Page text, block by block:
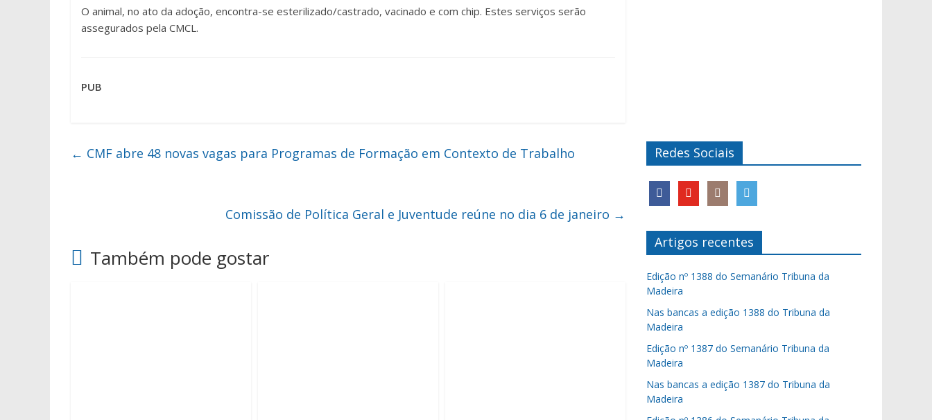
O animal, no ato da adoção, encontra-se esterilizado/castrado, vacinado e com chip. Estes serviços serão
assegurados pela CMCL.
PUB
← CMF abre 48 novas vagas para Programas de Formação em Contexto de Trabalho
Comissão de Política Geral e Juventude reúne no dia 6 de janeiro →
Também pode gostar
Redes Sociais
Artigos recentes
Edição nº 1388 do Semanário Tribuna da
Madeira
Nas bancas a edição 1388 do Tribuna da
Madeira
Edição nº 1387 do Semanário Tribuna da
Madeira
Nas bancas a edição 1387 do Tribuna da
Madeira